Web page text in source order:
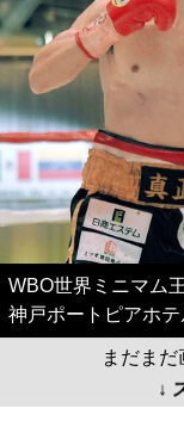
WBO世界ミニマム
神戸ポートピアホ
まだまだ
↓